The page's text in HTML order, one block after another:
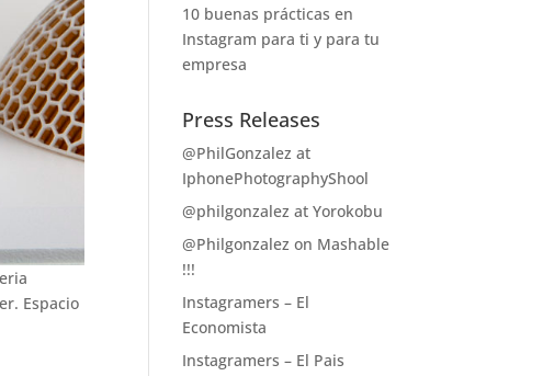
Espacio
10 buenas prácticas en
Instagram para ti y para tu
empresa
Press Releases
@PhilGonzalez at
IphonePhotographyShool
@philgonzalez at Yorokobu
@Philgonzalez on Mashable
!!!
Instagramers – El
Economista
Instagramers – El Pais